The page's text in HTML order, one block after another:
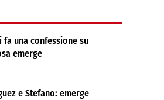
fa una confessione su
emerge
e Stefano: emerge